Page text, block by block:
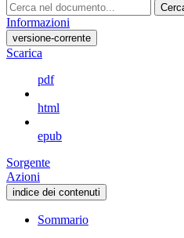
Informazioni
versione-corrente
Scarica
pdf
html
epub
Sorgente
Azioni
indice dei contenuti
Sommario